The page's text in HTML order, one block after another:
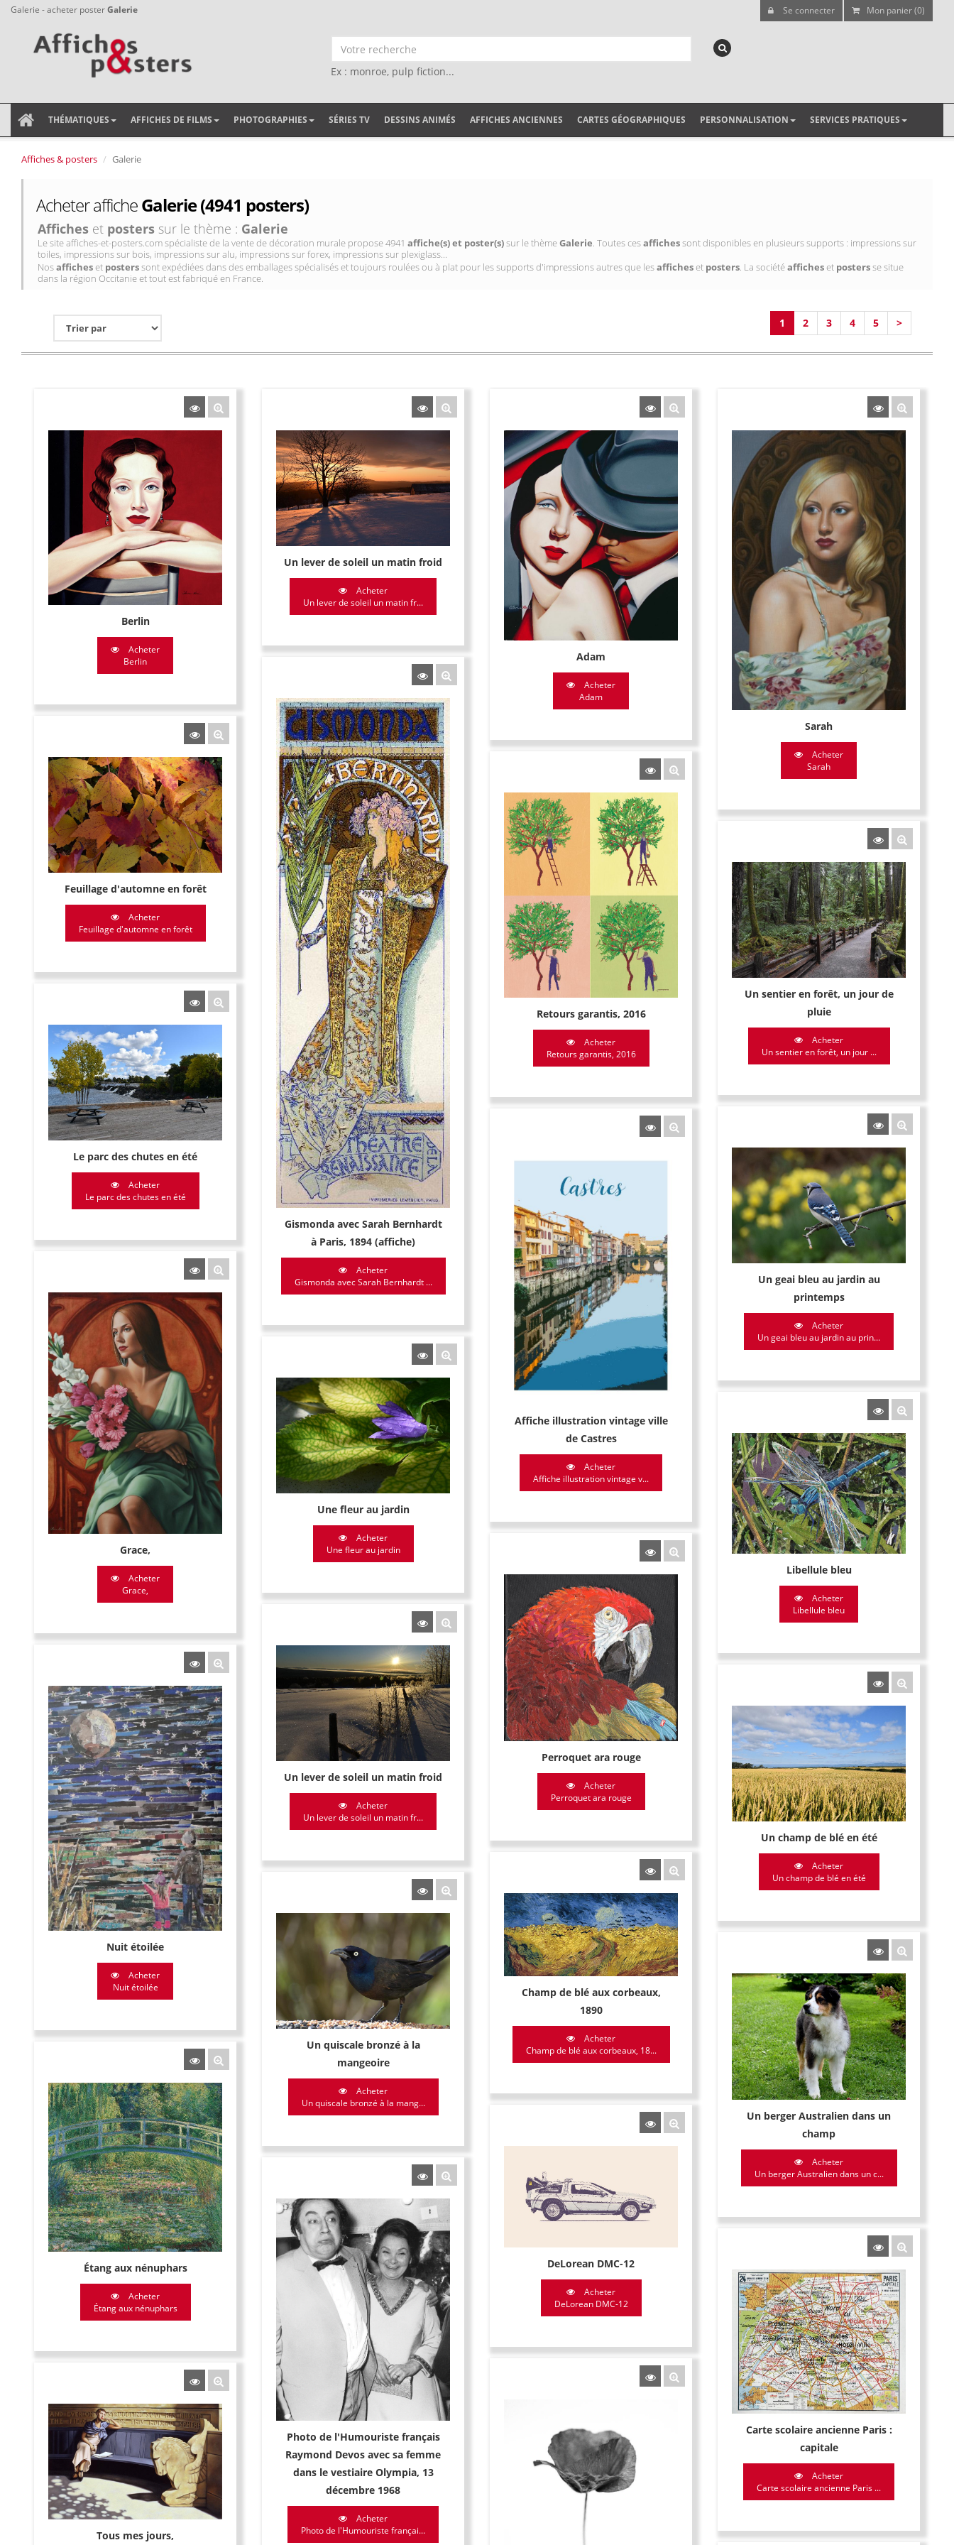
Galerie - acheter posterGalerie Se connecter Mon panier (0)
Ex : monroe, pulp fiction...
THÉMATIQUES AFFICHES DE FILMS PHOTOGRAPHIES SÉRIES TV DESSINS ANIMÉS AFFICHES ANCIENNES CARTES GÉOGRAPHIQUES PERSONNALISATION SERVICES PRATIQUES
Affiches & posters Galerie
Acheter afficheGalerie (4941 posters)
Affiches et posters sur le thème : Galerie
Le site affiches-et-posters.com spécialiste de la vente de décoration murale propose 4941 affiche(s) et poster(s)sur le thèmeGalerie. Toutes cesaffichessont disponibles en plusieurs supports : impressions sur
toiles, impressions sur bois, impressions sur alu, impressions sur forex, impressions sur plexiglass...
Nosafficheset posterssont expédiées dans des emballages spécialisés et toujours roulées ou à plat pour les supports d'impressions autres que lesafficheset posters. La sociétéafficheset postersse situe
dans la région Occitanie et tout est fabriqué en France.
1 2 3 4 5 >
Berlin
Acheter
Berlin
Un lever de soleil un matin froid
Acheter
Un lever de soleil un matin fr...
Adam
Acheter
Adam
Sarah
Acheter
Sarah
Gismonda avec Sarah Bernhardt
à Paris, 1894 (affiche)
Acheter
Gismonda avec Sarah Bernhardt ...
Feuillage d'automne en forêt
Acheter
Feuillage d'automne en forêt
Retours garantis, 2016
Acheter
Retours garantis, 2016
Un sentier en forêt, un jour de
pluie
Acheter
Un sentier en forêt, un jour ...
Le parc des chutes en été
Acheter
Le parc des chutes en été
Un geai bleu au jardin au
printemps
Acheter
Un geai bleu au jardin au prin...
Affiche illustration vintage ville
de Castres
Acheter
Affiche illustration vintage v...
Grace,
Acheter
Grace,
Une fleur au jardin
Acheter
Une fleur au jardin
Libellule bleu
Acheter
Libellule bleu
Perroquet ara rouge
Acheter
Perroquet ara rouge
Un lever de soleil un matin froid
Acheter
Un lever de soleil un matin fr...
Nuit étoilée
Acheter
Nuit étoilée
Un champ de blé en été
Acheter
Un champ de blé en été
Champ de blé aux corbeaux,
1890
Acheter
Champ de blé aux corbeaux, 18...
Un quiscale bronzé à la
mangeoire
Acheter
Un quiscale bronzé à la mang...
Un berger Australien dans un
champ
Acheter
Un berger Australien dans un c...
Étang aux nénuphars
Acheter
Étang aux nénuphars
DeLorean DMC-12
Acheter
DeLorean DMC-12
Photo de l'Humouriste français
Raymond Devos avec sa femme
dans le vestiaire Olympia, 13
décembre 1968
Acheter
Photo de l'Humouriste françai...
Carte scolaire ancienne Paris :
capitale
Acheter
Carte scolaire ancienne Paris ...
Tous mes jours,